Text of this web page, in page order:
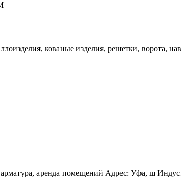
кованые изделия, решетки, ворота,
аренда помещений Адрес: Уфа, ш